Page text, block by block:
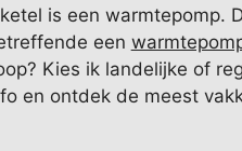
is een warmtepomp.
een
Kies ik landelijke of
en ontdek de meest